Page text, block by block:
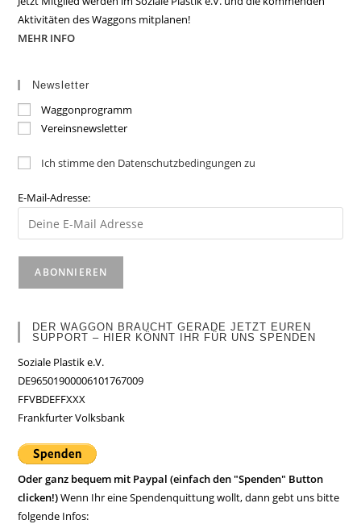
Aktivitäten des Waggons mitplanen!
MEHR INFO
Newsletter
Waggonprogramm
Vereinsnewsletter
Ich stimme den Datenschutzbedingungen zu
E-Mail-Adresse:
DER WAGGON BRAUCHT GERADE JETZT EUREN
SUPPORT – HIER KÖNNT IHR FÜR UNS SPENDEN
Soziale Plastik e.V.
DE96501900006101767009
FFVBDEFFXXX
Frankfurter Volksbank
Oder ganz bequem mit Paypal (einfach den "Spenden" Button
clicken!)Wenn Ihr eine Spendenquittung wollt, dann gebt uns bitte
folgende Infos: